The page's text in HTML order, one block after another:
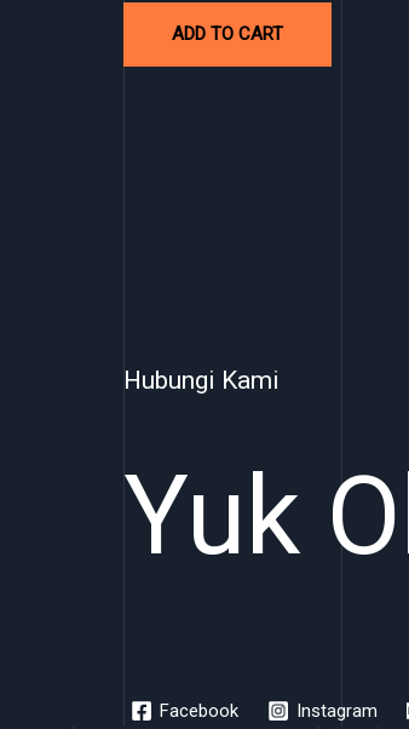
ADD TO CART
Hubungi Kami
Yuk
Facebook Instagram